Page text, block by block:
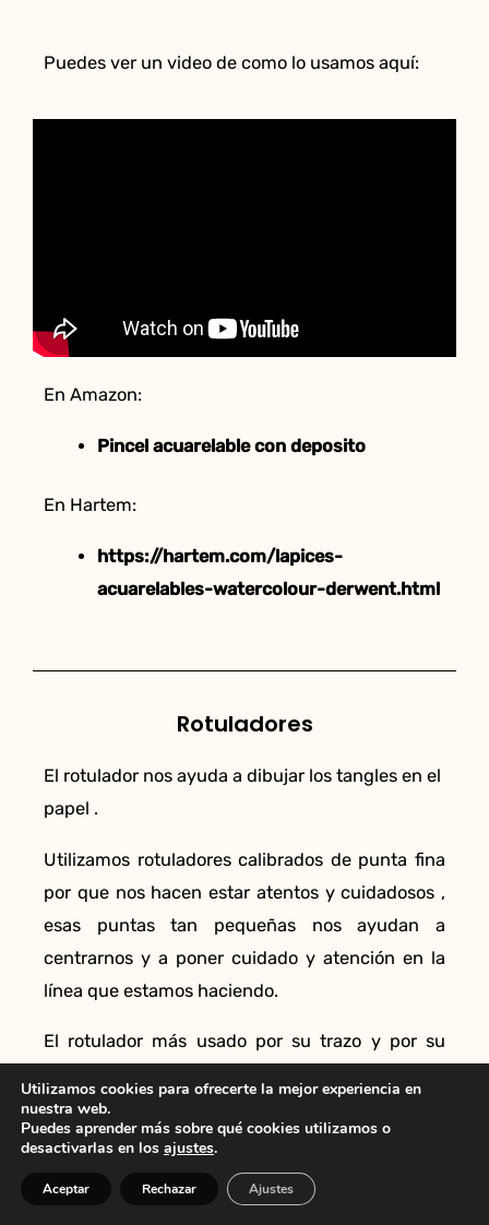
Puedes ver un video de como lo usamos aquí:
En Amazon:
Pincel acuarelable con deposito
En Hartem:
https://hartem.com/lapices-
acuarelables-watercolour-derwent.html
Rotuladores
El rotulador nos ayuda a dibujar los tangles en el
papel .
Utilizamos rotuladores calibrados de punta fina
por que nos hacen estar atentos y cuidadosos ,
esas puntas tan pequeñas nos ayudan a
centrarnos y a poner cuidado y atención en la
línea que estamos haciendo.
El rotulador más usado por su trazo y por su
de la luz son los pigma microm de la marca
Sakura.
El 01 en color negro sería el tamaño mas usado
Utilizamos cookies para ofrecerte la mejor experiencia en
nuestra web.
Puedes aprender más sobre qué cookies utilizamos o
desactivarlas en los ajustes.
Aceptar Rechazar Ajustes